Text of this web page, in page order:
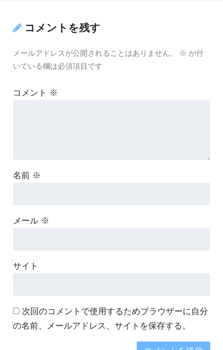
コメントを残す
メールアドレスが公開されることはありません。 ※ が付
いている欄は必須項目です
コメント ※
名前 ※
メール ※
サイト
次回のコメントで使用するためブラウザーに自分
の名前、メールアドレス、サイトを保存する。